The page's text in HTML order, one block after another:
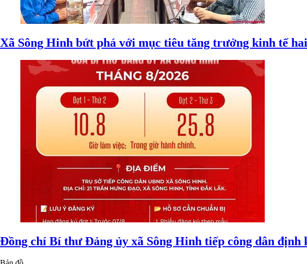
Xã Sông Hinh bứt phá với mục tiêu tăng trưởng kinh tế
Đồng chí Bí thư Đảng ủy xã Sông Hinh tiếp công dân định